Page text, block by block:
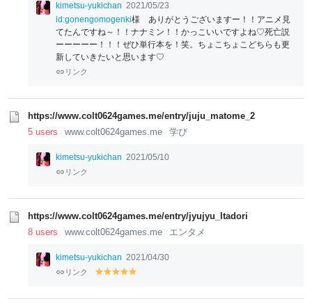
kimetsu-yukichan 2021/05/23
id:gonengomogenki様 ありがとうございますー！！アニメ見
てたんですね～！！ナナミン！！かっこいいですよね♡死亡説
ーーーーー！！！ぜひ単行本を！笑。ちょこちょこどちらも更
新していきたいと思います♡
リンク
https://www.colt0624games.me/entry/juju_matome_2
5 users
www.colt0624games.me 学び
kimetsu-yukichan 2021/05/10
リンク
https://www.colt0624games.me/entry/jyujyu_Itadori
8 users
www.colt0624games.me エンタメ
kimetsu-yukichan 2021/04/30
リンク
y
lo
y
lo
y
lo
y
lolo